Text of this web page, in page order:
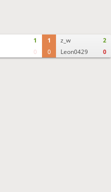
1
0
1
0
z_w
Leon0429
2
0